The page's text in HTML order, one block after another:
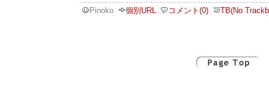
Pinoko 個別URL コメント(0) TB(No